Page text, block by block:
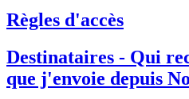
Règles d'accès
Destinataires - Qui
que j'envoie depuis